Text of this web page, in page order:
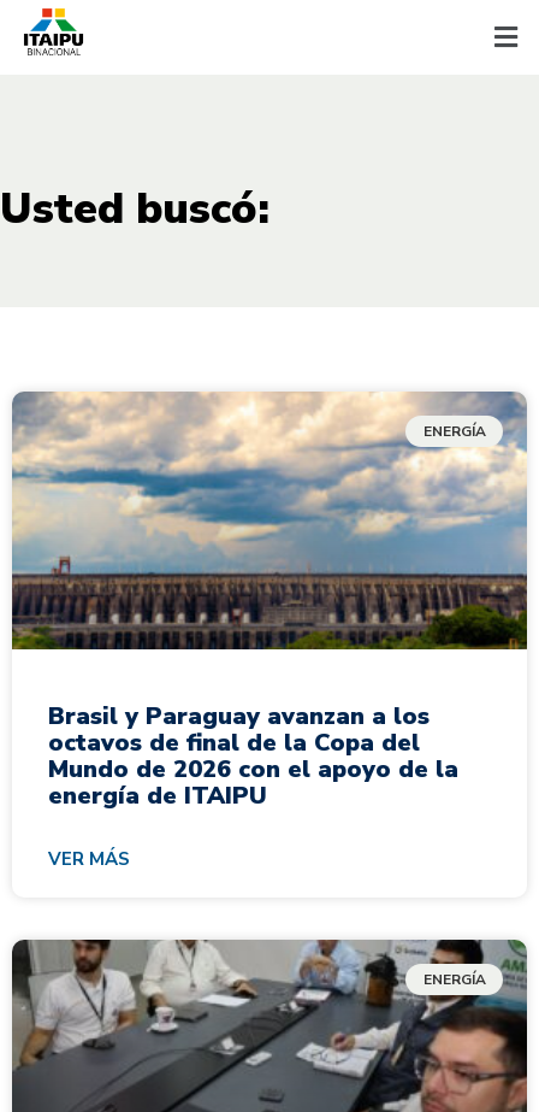
Usted buscó:
ENERGÍA
Brasil y Paraguay avanzan a los
octavos de final de la Copa del
Mundo de 2026 con el apoyo de la
energía de ITAIPU
VER MÁS
ENERGÍA